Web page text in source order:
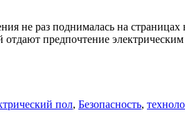
не раз поднималась на
предпочтение
пол, Безопасность,